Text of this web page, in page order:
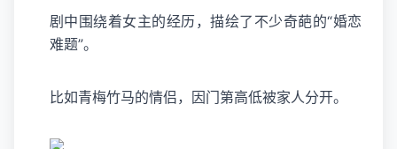
剧中围绕着女主的经历，描绘了不少奇葩的“婚恋
难题”。
比如青梅竹马的情侣，因门第高低被家人分开。